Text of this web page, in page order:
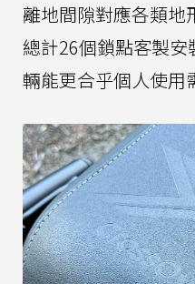
離地間隙對應各類地
總計26個鎖點客製
輛能更合乎個人使用